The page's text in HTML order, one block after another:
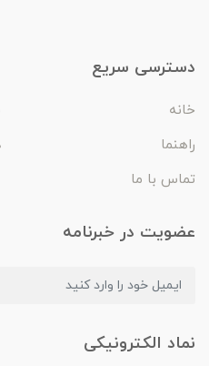
دسترسی سریع
خانه
راهنما
تماس با ما
عضویت در خبرنامه
نماد الکترونیکی